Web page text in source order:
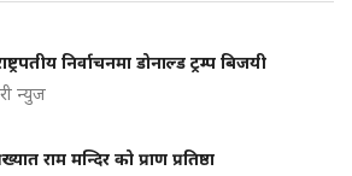
निर्वाचनमा डोनाल्ड ट्रम्प बिजयी
न्युज
राम मन्दिर को प्राण प्रतिष्ठा